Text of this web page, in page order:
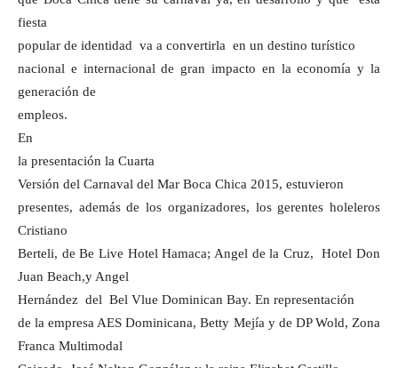
fiesta
popular de identidad va a convertirla en un destino turístico
nacional e internacional de gran impacto en la economía y la
generación de
empleos.
En
la presentación la Cuarta
Versión del Carnaval del Mar Boca Chica 2015, estuvieron
presentes, además de los organizadores, los gerentes holeleros
Cristiano
Berteli, de Be Live Hotel Hamaca; Angel de la Cruz, Hotel Don
Juan Beach,y Angel
Hernández del Bel Vlue Dominican Bay. En representación
de la empresa AES Dominicana, Betty Mejía y de DP Wold, Zona
Franca Multimodal